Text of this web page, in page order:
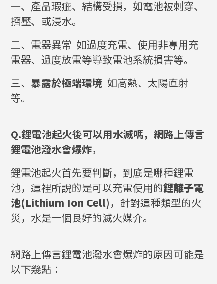
一、產品瑕疵、結構受損，如電池被刺穿、
擠壓、或浸水。
二、電器異常 如過度充電、使用非專用充
電器、過度放電等導致電池系統損害等。
三、 暴露於極端環境 如高熱、太陽直射
等。
Q.鋰電池起火後可以用水滅嗎，網路上傳言
鋰電池潑水會爆炸，
鋰電池起火首先要判斷，到底是哪種鋰電
池，這裡所說的是可以充電使用的鋰離子電
池(Lithium Ion Cell)，針對這種類型的火
災，水是一個良好的滅火媒介。
網路上傳言鋰電池潑水會爆炸的原因可能是
以下幾點：